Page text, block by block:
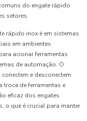
do engate rápido
setores.
rápido inox é em sistemas
em ambientes
acionar ferramentas
de automação. O
e desconectem
troca de ferramentas e
eficaz dos engates
o que é crucial para manter